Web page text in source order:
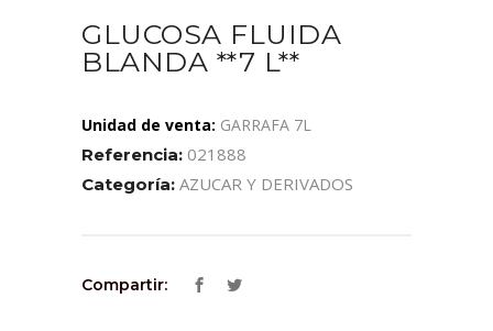
GLUCOSA FLUIDA
BLANDA **7 L**
Unidad de venta: GARRAFA 7L
Referencia: 021888
Categoría: AZUCAR Y DERIVADOS
Compartir: